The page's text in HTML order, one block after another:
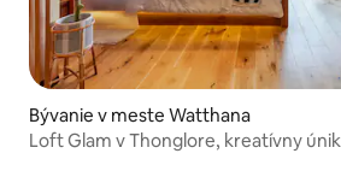
Bývanie v meste Watthana
Loft Glam v Thonglore, kreatívny únik